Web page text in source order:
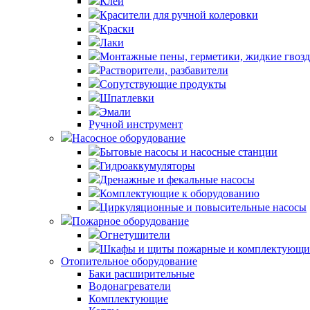
Красители для ручной колеровки
Краски
Лаки
Монтажные пены, герметики, жидкие
Растворители, разбавители
Сопутствующие продукты
Шпатлевки
Эмали
Ручной инструмент
Насосное оборудование
Бытовые насосы и насосные станции
Гидроаккумуляторы
Дренажные и фекальные насосы
Комплектующие к оборудованию
Циркуляционные и повысительные насосы
Пожарное оборудование
Огнетушители
Шкафы и щиты пожарные и
Отопительное оборудование
Баки расширительные
Водонагреватели
Комплектующие